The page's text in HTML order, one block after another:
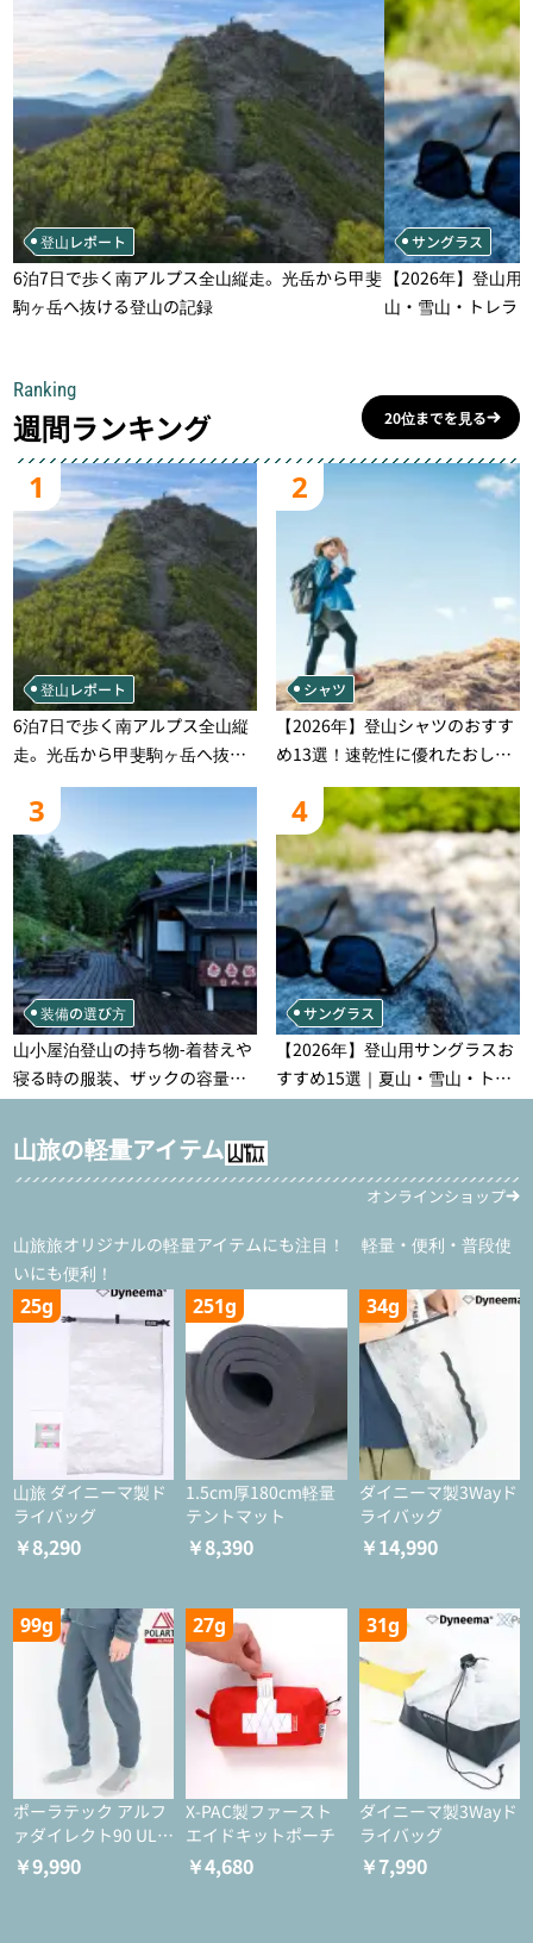
登山レポート
6泊7日で歩く南アルプス全山縦走。光岳から甲斐
駒ヶ岳へ抜ける登山の記録
サングラス
【2026年】登山
山・雪山・トレラ
Ranking
週間ランキング 20位までを見る
1
登山レポート
6泊7日で歩く南アルプス全山縦
走。光岳から甲斐駒ヶ岳へ抜け
る登山の記録
2
シャツ
【2026年】登山シャツのおすす
め13選！速乾性に優れたおしゃ
れなモデルを徹底紹介！
3
装備の選び方
山小屋泊登山の持ち物‐着替えや
寝る時の服装、ザックの容量な
どを徹底紹介！1泊2日、2泊3日
用のリスト付き
4
サングラス
【2026年】登山用サングラスお
すすめ15選｜夏山・雪山・トレ
ラン別、シーンで選ぶ失敗しな
山旅の軽量アイテム
オンラインショップ
山旅旅オリジナルの軽量アイテムにも注目！ 軽量・便利・普段使
いにも便利！
25g
山旅 ダイニーマ製ド
ライバッグ
￥8,290
251g
1.5cm厚180cm軽量
テントマット
￥8,390
34g
ダイニーマ製3Wayド
ライバッグ
￥14,990
99g
ポーラテック アルフ
ァダイレクト90 ULタ
イツ
￥9,990
27g
X-PAC製ファースト
エイドキットポーチ
￥4,680
31g
ダイニーマ製3Wayド
ライバッグ
￥7,990